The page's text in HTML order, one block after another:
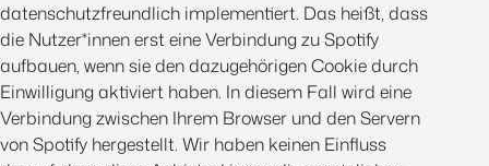
datenschutzfreundlich implementiert. Das heißt, dass
die Nutzer*innen erst eine Verbindung zu Spotify
aufbauen, wenn sie den dazugehörigen Cookie durch
Einwilligung aktiviert haben. In diesem Fall wird eine
Verbindung zwischen Ihrem Browser und den Servern
von Spotify hergestellt. Wir haben keinen Einfluss